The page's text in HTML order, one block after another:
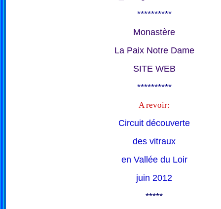
**********
Monastère
La Paix Notre Dame
SITE WEB
**********
A revoir:
Circuit découverte
des vitraux
en Vallée du Loir
juin 2012
*****